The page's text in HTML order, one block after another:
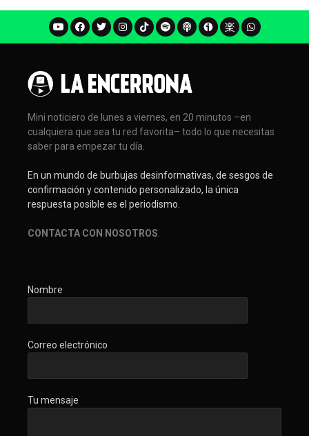
Mini noticiero de lunes a viernes, en 20 minutos –en
cualquiera que sea tu red favorita– todo lo que necesitas
saber para empezar tu día.
En un mundo de burbujas desinformativas, de sesgos de
confirmación y contenido personalizado, la única
respuesta posible es el periodismo.
CONTACTA CON NOSOTROS
Nombre
Correo electrónico
Tu mensaje